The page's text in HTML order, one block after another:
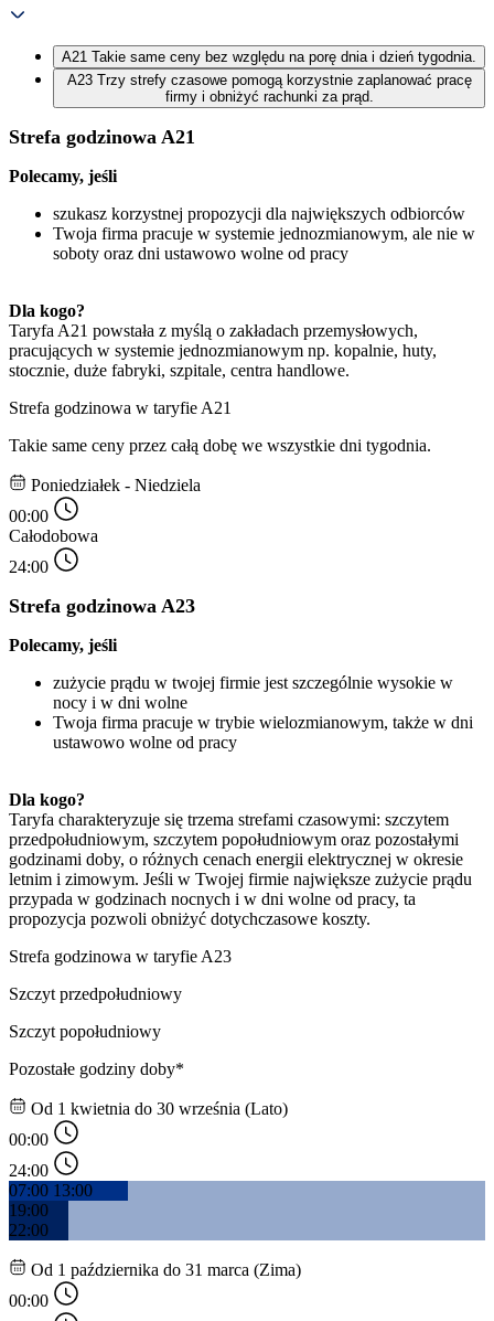
A21 Takie same ceny bez względu na porę dnia i dzień tygodnia.
A23 Trzy strefy czasowe pomogą korzystnie zaplanować pracę
firmy i obniżyć rachunki za prąd.
Strefa godzinowa A21
Polecamy, jeśli
szukasz korzystnej propozycji dla największych odbiorców
Twoja firma pracuje w systemie jednozmianowym, ale nie w
soboty oraz dni ustawowo wolne od pracy
Dla kogo?
Taryfa A21 powstała z myślą o zakładach przemysłowych,
pracujących w systemie jednozmianowym np. kopalnie, huty,
stocznie, duże fabryki, szpitale, centra handlowe.
Strefa godzinowa w taryfie A21
Takie same ceny przez całą dobę we wszystkie dni tygodnia.
Poniedziałek - Niedziela
00:00
Całodobowa
24:00
Strefa godzinowa A23
Polecamy, jeśli
zużycie prądu w twojej firmie jest szczególnie wysokie w
nocy i w dni wolne
Twoja firma pracuje w trybie wielozmianowym, także w dni
ustawowo wolne od pracy
Dla kogo?
Taryfa charakteryzuje się trzema strefami czasowymi: szczytem
przedpołudniowym, szczytem popołudniowym oraz pozostałymi
godzinami doby, o różnych cenach energii elektrycznej w okresie
letnim i zimowym. Jeśli w Twojej firmie największe zużycie prądu
przypada w godzinach nocnych i w dni wolne od pracy, ta
propozycja pozwoli obniżyć dotychczasowe koszty.
Strefa godzinowa w taryfie A23
Szczyt przedpołudniowy
Szczyt popołudniowy
Pozostałe godziny doby*
Od 1 kwietnia do 30 września (Lato)
00:00
24:00
07:00 13:00
19:00
22:00
Od 1 października do 31 marca (Zima)
00:00